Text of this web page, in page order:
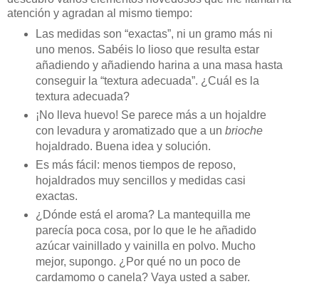
atención y agradan al mismo tiempo:
Las medidas son “exactas”, ni un gramo más ni
uno menos. Sabéis lo lioso que resulta estar
añadiendo y añadiendo harina a una masa hasta
conseguir la “textura adecuada”. ¿Cuál es la
textura adecuada?
¡No lleva huevo! Se parece más a un hojaldre
con levadura y aromatizado que a un brioche
hojaldrado. Buena idea y solución.
Es más fácil: menos tiempos de reposo,
hojaldrados muy sencillos y medidas casi
exactas.
¿Dónde está el aroma? La mantequilla me
parecía poca cosa, por lo que le he añadido
azúcar vainillado y vainilla en polvo. Mucho
mejor, supongo. ¿Por qué no un poco de
cardamomo o canela? Vaya usted a saber.